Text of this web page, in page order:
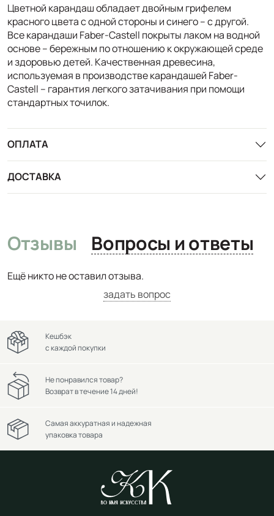
Цветной карандаш обладает двойным грифелем
красного цвета с одной стороны и синего – с другой.
Все карандаши Faber-Castell покрыты лаком на водной
основе – бережным по отношению к окружающей среде
и здоровью детей. Качественная древесина,
используемая в производстве карандашей Faber-
Castell – гарантия легкого затачивания при помощи
стандартных точилок.
ОПЛАТА
ДОСТАВКА
Отзывы Вопросы и ответы
Ещё никто не оставил отзыва.
задать вопрос
Кешбэк
с каждой покупки
Не понравился товар?
Возврат в течение 14 дней!
Самая аккуратная и надежная
упаковка товара